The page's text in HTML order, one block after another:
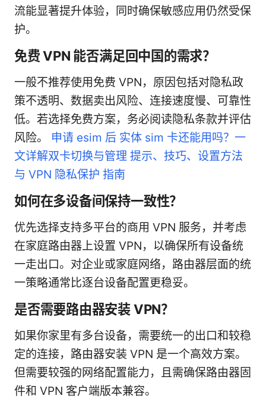
流能显著提升体验，同时确保敏感应用仍然受保
护。
免费 VPN 能否满足回中国的需求？
一般不推荐使用免费 VPN，原因包括对隐私政
策不透明、数据卖出风险、连接速度慢、可靠性
低。若选择免费方案，务必阅读隐私条款并评估
风险。 申请 esim 后 实体 sim 卡还能用吗？一
文详解双卡切换与管理 提示、技巧、设置方法
与 VPN 隐私保护 指南
如何在多设备间保持一致性？
优先选择支持多平台的商用 VPN 服务，并考虑
在家庭路由器上设置 VPN，以确保所有设备统
一走出口。对企业或家庭网络，路由器层面的统
一策略通常比逐台设备配置更稳妥。
是否需要路由器安装 VPN？
如果你家里有多台设备，需要统一的出口和较稳
定的连接，路由器安装 VPN 是一个高效方案。
但需要较强的网络配置能力，且需确保路由器固
件和 VPN 客户端版本兼容。